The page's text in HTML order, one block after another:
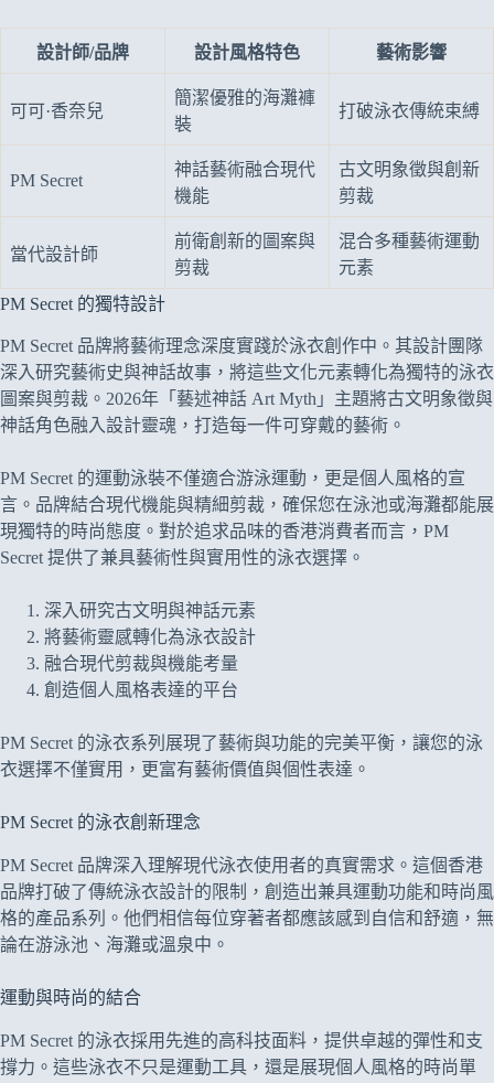
設計師/品牌 設計風格特色 藝術影響
可可·香奈兒
簡潔優雅的海灘褲
裝
打破泳衣傳統束縛
PM Secret
神話藝術融合現代
機能
古文明象徵與創新
剪裁
當代設計師
前衛創新的圖案與
剪裁
混合多種藝術運動
元素
PM Secret 的獨特設計
PM Secret 品牌將藝術理念深度實踐於泳衣創作中。其設計團隊
深入研究藝術史與神話故事，將這些文化元素轉化為獨特的泳衣
圖案與剪裁。2026年「藝述神話 Art Myth」主題將古文明象徵與
神話角色融入設計靈魂，打造每一件可穿戴的藝術。
PM Secret 的運動泳裝不僅適合游泳運動，更是個人風格的宣
言。品牌結合現代機能與精細剪裁，確保您在泳池或海灘都能展
現獨特的時尚態度。對於追求品味的香港消費者而言，PM
Secret 提供了兼具藝術性與實用性的泳衣選擇。
深入研究古文明與神話元素
將藝術靈感轉化為泳衣設計
融合現代剪裁與機能考量
創造個人風格表達的平台
PM Secret 的泳衣系列展現了藝術與功能的完美平衡，讓您的泳
衣選擇不僅實用，更富有藝術價值與個性表達。
PM Secret 的泳衣創新理念
PM Secret 品牌深入理解現代泳衣使用者的真實需求。這個香港
品牌打破了傳統泳衣設計的限制，創造出兼具運動功能和時尚風
格的產品系列。他們相信每位穿著者都應該感到自信和舒適，無
論在游泳池、海灘或溫泉中。
運動與時尚的結合
PM Secret 的泳衣採用先進的高科技面料，提供卓越的彈性和支
撐力。這些泳衣不只是運動工具，還是展現個人風格的時尚單